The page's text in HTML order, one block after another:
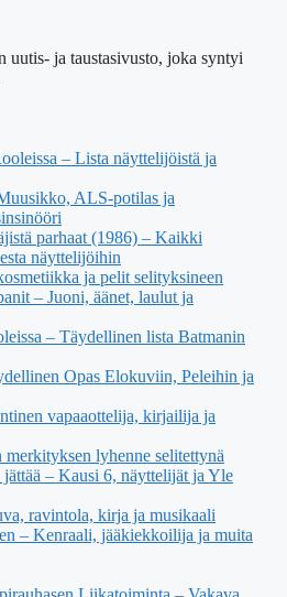
uutis- ja taustasivusto, joka syntyi
– Lista näyttelijöistä ja
ALS-potilas ja
parhaat (1986) – Kaikki
näyttelijöihin
ja pelit selityksineen
– Juoni, äänet, laulut ja
– Täydellinen lista Batmanin
Opas Elokuviin, Peleihin ja
vapaaottelija, kirjailija ja
lyhenne selitettynä
jättää – Kausi 6, näyttelijät ja Yle
ravintola, kirja ja musikaali
– Kenraali, jääkiekkoilija ja muita